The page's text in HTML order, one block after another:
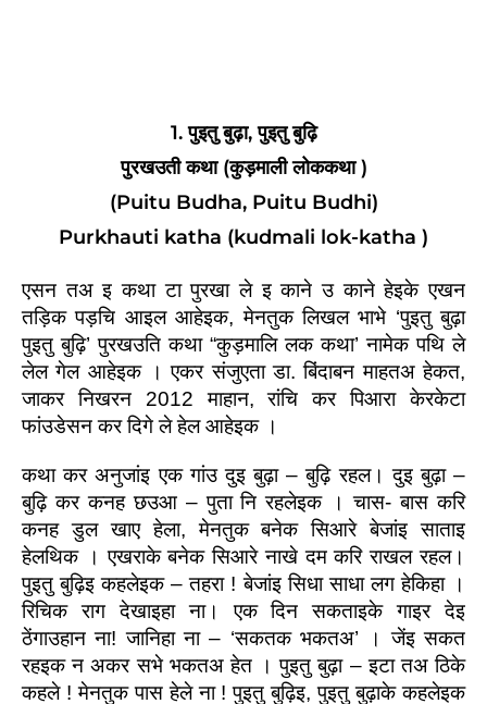
1. पुइतु बुढ़ा, पुइतु बुढ़ि
पुरखउती कथा (कुड़माली लोककथा )
(Puitu Budha, Puitu Budhi)
Purkhauti katha (kudmali lok-katha )
एसन तअ इ कथा टा पुरखा ले इ काने उ काने हेइके एखन
तड़िक पड़चि आइल आहेइक, मेनतुक लिखल भाभे ‘पुइतु बुढ़ा
पुइतु बुढ़ि’ पुरखउति कथा “कुड़मालि लक कथा’ नामेक पथि ले
लेल गेल आहेइक । एकर संजुएता डा. बिंदाबन माहतअ हेकत,
जाकर निखरन 2012 माहान, रांचि कर पिआरा केरकेटा
फांउडेसन कर दिगे ले हेल आहेइक ।
कथा कर अनुजांइ एक गांउ दुइ बुढ़ा – बुढ़ि रहल। दुइ बुढ़ा –
बुढ़ि कर कनह छउआ – पुता नि रहलेइक । चास- बास करि
कनह डुल खाए हेला, मेनतुक बनेक सिआरे बेजांइ साताइ
हेलथिक । एखराके बनेक सिआरे नाखे दम करि राखल रहल।
पुइतु बुढ़िइ कहलेइक – तहरा ! बेजांइ सिधा साधा लग हेकिहा ।
रिचिक राग देखाइहा ना। एक दिन सकताइके गाइर देइ
ठेंगाउहान ना! जानिहा ना – ‘सकतक भकतअ’ । जेंइ सकत
रहइक न अकर सभे भकतअ हेत । पुइतु बुढ़ा – इटा तअ ठिके
कहले ! मेनतुक पास हेले ना ! पुइतु बुढ़िइ, पुइतु बुढ़ाके कहलेइक